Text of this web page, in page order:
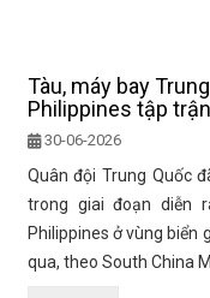
Tàu, máy bay
Philippines tập
30-06-2026
Quân đội Trung Quốc
trong giai đoạn diễn
Philippines ở vùng biển
qua, theo South China